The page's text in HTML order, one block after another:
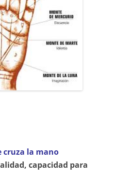
cruza la mano
capacidad para